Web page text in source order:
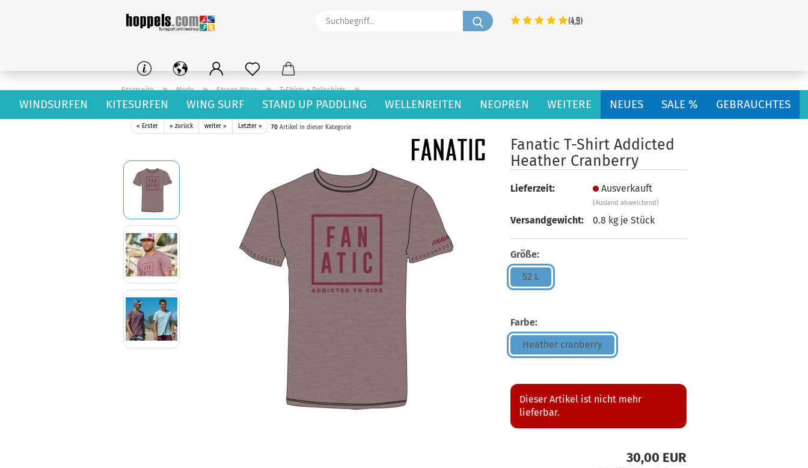
Suchbegriff...
WINDSURFEN KITESURFEN WING SURF STAND UP PADDLING WELLENREITEN NEOPREN NEUES SALE % GEBRAUCHTES
WEITERE
Startseite » Mode » Street-Wear » T-Shirts + Poloshirts »
Fanatic T-Shirt Addicted Heather Cranberry
« Erster « zurück weiter » Letzter » 70 Artikel in dieser Kategorie
Fanatic T-Shirt Addicted
Heather Cranberry
Lieferzeit: Ausverkauft
(Ausland abweichend)
Versandgewicht: 0.8 kg je Stück
Größe:
52 L
Farbe:
Heather cranberry
Dieser Artikel ist nicht mehr
lieferbar.
30,00 EUR